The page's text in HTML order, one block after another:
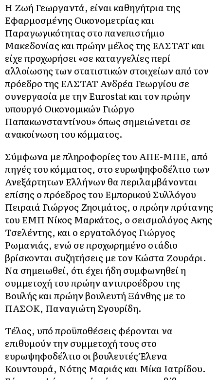
Η Ζωή Γεωργαντά, είναι καθηγήτρια της
Εφαρμοσμένης Οικονομετρίας και
Παραγωγικότητας στο πανεπιστήμιο
Μακεδονίας και πρώην μέλος της ΕΛΣΤΑΤ και
είχε προχωρήσει «σε καταγγελίες περί
αλλοίωσης των στατιστικών στοιχείων από τον
πρόεδρο της ΕΛΣΤΑΤ Ανδρέα Γεωργίου σε
συνεργασία με την Eurostat και τον πρώην
υπουργό Οικονομικών Γιώργο
Παπακωνσταντίνου» όπως σημειώνεται σε
ανακοίνωση του κόμματος.
Σύμφωνα με πληροφορίες του ΑΠΕ-ΜΠΕ, από
πηγές του κόμματος, στο ευρωψηφοδέλτιο των
Ανεξάρτητων Ελλήνων θα περιλαμβάνονται
επίσης ο πρόεδρος του Εμπορικού Συλλόγου
Πειραιά Γιώργος Ζησιμάτος, ο πρώην πρύτανης
του ΕΜΠ Νίκος Μαρκάτος, ο σεισμολόγος Ακης
Τσελέντης, και ο εργατολόγος Γιώργος
Ρωμανιάς, ενώ σε προχωρημένο στάδιο
βρίσκονται συζητήσεις με τον Κώστα Ζουράρι.
Να σημειωθεί, ότι έχει ήδη συμφωνηθεί η
συμμετοχή του πρώην αντιπροέδρου της
Βουλής και πρώην βουλευτή Ξάνθης με το
ΠΑΣΟΚ, Παναγιώτη Σγουρίδη.
Τέλος, υπό προϋποθέσεις φέρονται να
επιθυμούν την συμμετοχή τους στο
ευρωψηφοδέλτιο οι βουλευτές Έλενα
Κουντουρά, Νότης Μαριάς και Μίκα Ιατρίδου.